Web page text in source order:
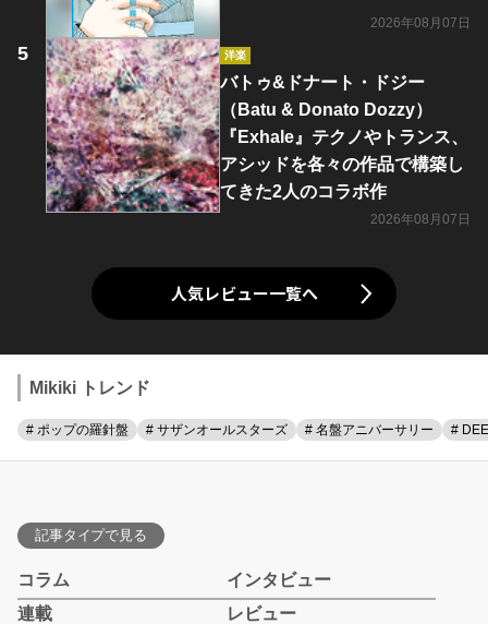
2026年08月07日
洋楽
バトゥ&ドナート・ドジー
（Batu & Donato Dozzy）
『Exhale』テクノやトランス、
アシッドを各々の作品で構築し
てきた2人のコラボ作
2026年08月07日
人気レビュー一覧へ
Mikiki トレンド
# ポップの羅針盤 # サザンオールスターズ # 名盤アニバーサリー #
記事タイプで見る
コラム
インタビュー
連載
レビュー